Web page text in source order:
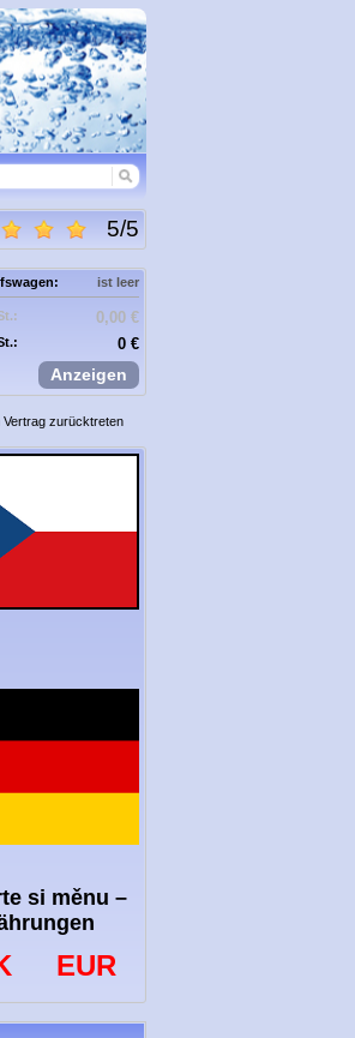
5/5
ist leer
0,00 €
0 €
Anzeigen
Vertrag zurücktreten
si měnu –
EUR